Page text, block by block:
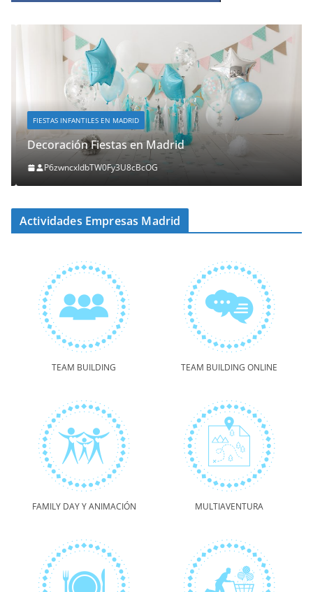
FIESTAS INFANTILES EN MADRID
Decoración Fiestas en Madrid
P6zwncxIdbTW0Fy3U8cBcOG
Actividades Empresas Madrid
TEAM BUILDING TEAM BUILDING ONLINE
FAMILY DAY Y ANIMACIÓN MULTIAVENTURA